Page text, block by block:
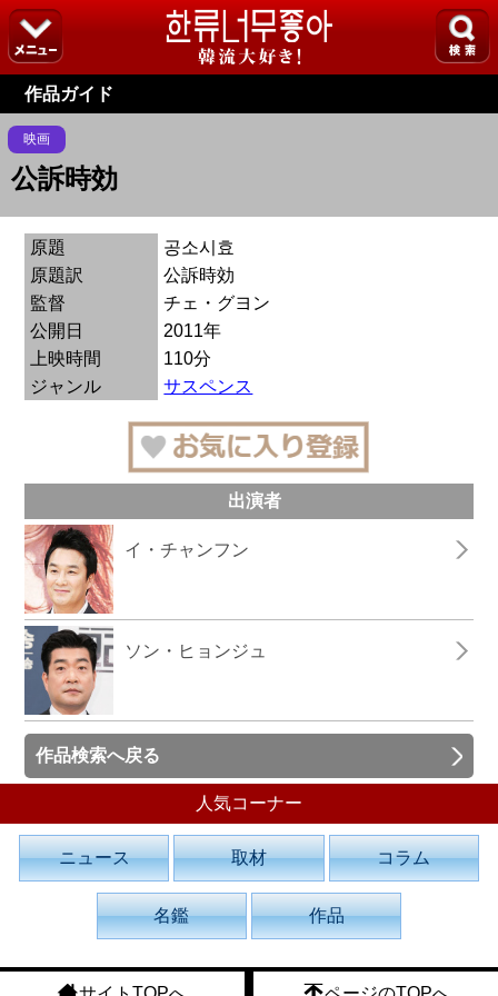
作品ガイド
映画
公訴時効
原題
공소시효
原題訳
公訴時効
監督
チェ・グヨン
公開日
2011年
上映時間
110分
ジャンル
サスペンス
出演者
イ・チャンフン
ソン・ヒョンジュ
作品検索へ戻る
人気コーナー
ニュース 取材 コラム
名鑑 作品